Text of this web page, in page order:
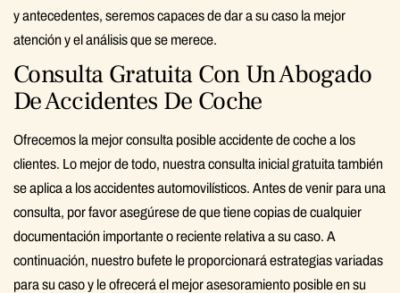
y antecedentes, seremos capaces de dar a su caso la mejor
atención y el análisis que se merece.
Consulta Gratuita Con Un Abogado
De Accidentes De Coche
Ofrecemos la mejor consulta posible accidente de coche a los
clientes. Lo mejor de todo, nuestra consulta inicial gratuita también
se aplica a los accidentes automovilísticos. Antes de venir para una
consulta, por favor asegúrese de que tiene copias de cualquier
documentación importante o reciente relativa a su caso. A
continuación, nuestro bufete le proporcionará estrategias variadas
para su caso y le ofrecerá el mejor asesoramiento posible en su